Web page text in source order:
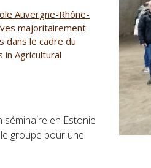
Auvergne-Rhône-
majoritairement
dans le cadre du
in Agricultural
en Estonie
groupe pour une